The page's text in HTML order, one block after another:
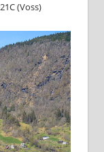
(Voss)